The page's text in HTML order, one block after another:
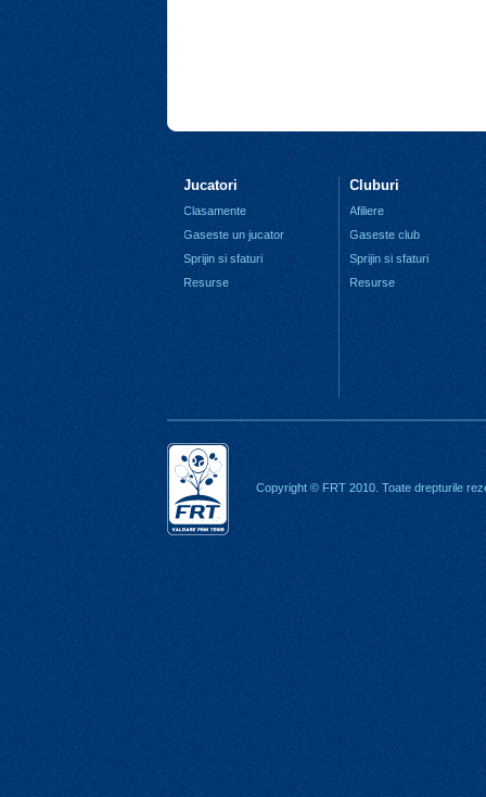
Jucatori
Clasamente
Gaseste un jucator
Sprijin si sfaturi
Resurse
Cluburi
Afiliere
Gaseste club
Sprijin si sfaturi
Resurse
Copyright © FRT 2010. Toate drepturile